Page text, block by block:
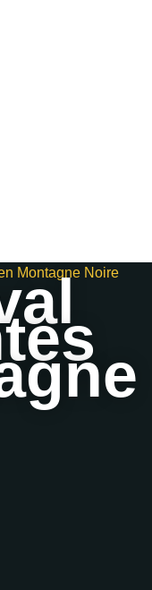
Montagne Noire